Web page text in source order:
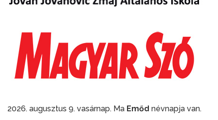
2026. augusztus 9. vasárnap. Ma Emőd névnapja van.